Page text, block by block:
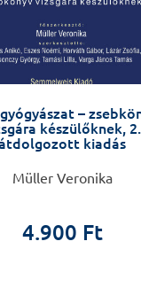
–
készülőknek, 2.
kiadás
Müller Veronika
4.900 Ft